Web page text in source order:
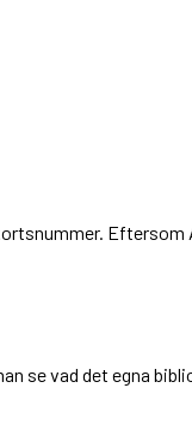
Eftersom
se vad det egna